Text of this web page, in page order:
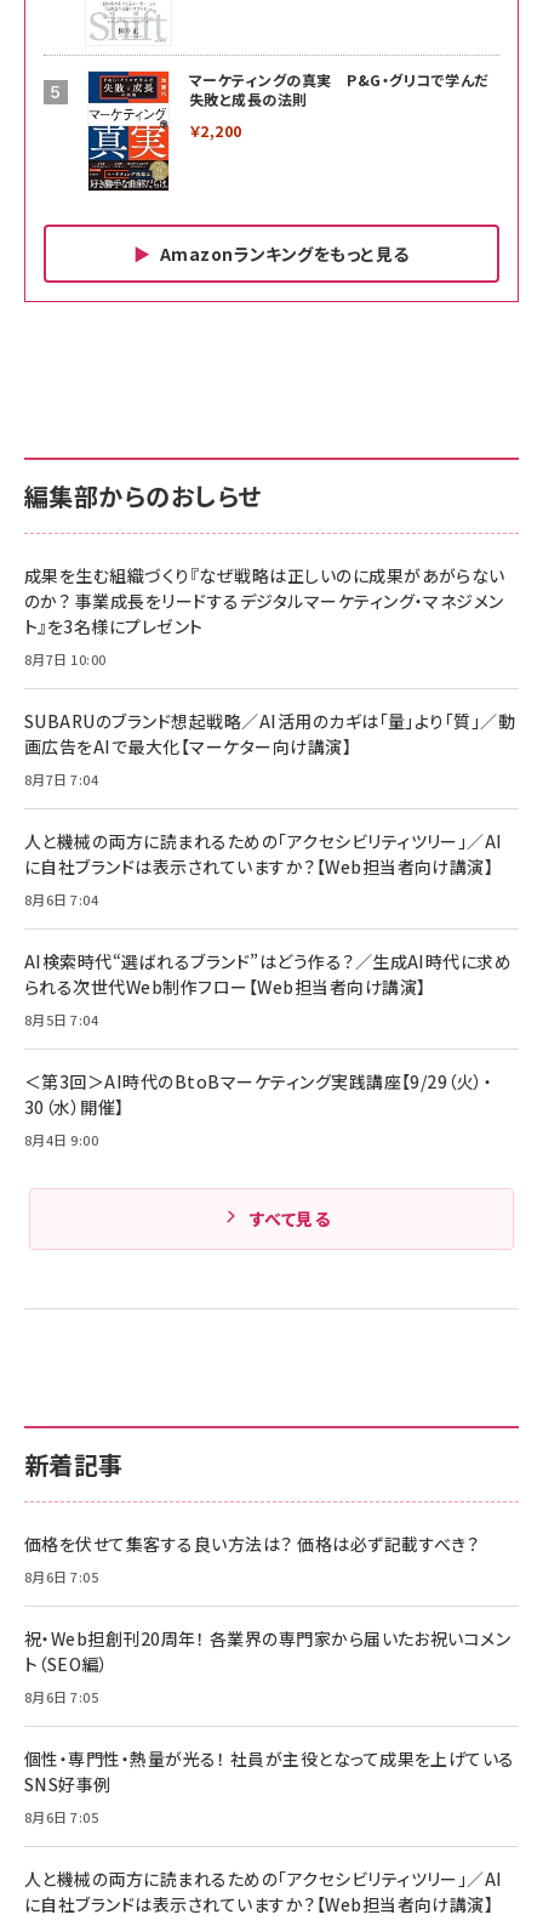
マーケティングの真実 P&G・グリコで学んだ
失敗と成長の法則
￥2,200
Amazonランキングをもっと見る
￥880
anan(アンアン)2026/06/24号 No.2500増刊
スペシャルエディション[王道エンタメの矜持／
￥1,100
anan(アンアン)2026/07/08号 No.2502[2026
￥880
ママ投資家が育休中に１億貯めた株式投資
組織の成果を最大化する ルールのデザイン
￥1,980
Amazonランキングをもっと見る
サポート正規品 メーカー保証5年 KLMEA128G
NIMASO ガラスフィルム iPhone 17 用 保護フィ
すい ガイド枠付き いPhone17 (6.3インチ) 対応
2枚セット DSP25F1698
￥1,599
￥6,980
全ワイヤレスイヤホン/アクティブノイズキャンセリ
技術基準適合】ブラック
￥5,990
ケーブル Anker絡まないケーブル 240W 結束バン
ド付き USB PD対応 シリコン素材採用 iPhone
17 / 16 / 15 / Galaxy iPad Pro MacBook
Pro/Air 各種対応 (1.8m ミッドナイトブラック)
￥1,890
サポート正規品 メーカー保証5年 KLMEA128G
Amazon eギフトカード - Amazonロゴ - クラ
￥5,000
Anker PowerLine III Flow USB-C & USB-C
Pro/Air 各種対応 (1.8m ミッドナイトブラック)
￥1,890
サッポロ 生ビール 黒ラベル 350ml 缶 24本 ビー
ル ケース買い【6/30応募〆切! 黒ラベルビヤセラー
￥4,857
新着記事
価格を伏せて集客する良い方法は？ 価格は必ず記載すべき？
8月6日 7:05
祝・Web担創刊20周年！ 各業界の専門家から届いたお祝いコメン
ト（SEO編）
8月6日 7:05
個性・専門性・熱量が光る！ 社員が主役となって成果を上げている
SNS好事例
8月6日 7:05
人と機械の両方に読まれるための「アクセシビリティツリー」／AI
に自社ブランドは表示されていますか？【Web担当者向け講演】
編集部からのおしらせ
成果を生む組織づくり『なぜ戦略は正しいのに成果があがらない
のか？ 事業成長をリードするデジタルマーケティング・マネジメン
ト』を3名様にプレゼント
8月7日 10:00
SUBARUのブランド想起戦略／AI活用のカギは「量」より「質」／動
画広告をAIで最大化【マーケター向け講演】
8月7日 7:04
人と機械の両方に読まれるための「アクセシビリティツリー」／AI
に自社ブランドは表示されていますか？【Web担当者向け講演】
8月6日 7:04
AI検索時代“選ばれるブランド”はどう作る？／生成AI時代に求め
られる次世代Web制作フロー【Web担当者向け講演】
8月5日 7:04
＜第3回＞AI時代のBtoBマーケティング実践講座【9/29（火）・
30（水）開催】
8月4日 9:00
すべて見る